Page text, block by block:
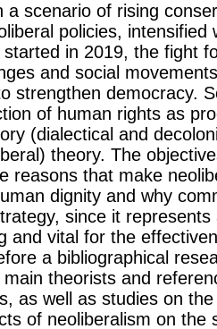
a scenario of rising
policies, intensified
in 2019, the fight
and social
strengthen democracy.
of human rights as
(dialectical and
theory. The
reasons that make
dignity and why
since it
and vital for the
a bibliographical
theorists and
as well as studies on
of neoliberalism on the